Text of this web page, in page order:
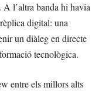
l’altra banda hi havia
digital: una
un diàleg en directe
tecnològica.
entre els millors alts